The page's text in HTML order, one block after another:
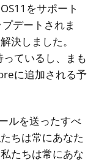
をサポート
デートされま
決しました。
ているし、まも
に追加される予
ルを送ったすべ
ちは常にあなた
たちは常にあな